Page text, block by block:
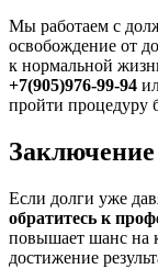
Мы работаем с
освобождение от
к нормальной
+7(905)976-99-94
пройти процедуру
Заключение
Если долги уже
обратитесь к
повышает шанс на
достижение